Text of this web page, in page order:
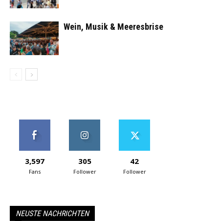
Wein, Musik & Meeresbrise
3,597
Fans
305
Follower
42
Follower
NEUSTE NACHRICHTEN